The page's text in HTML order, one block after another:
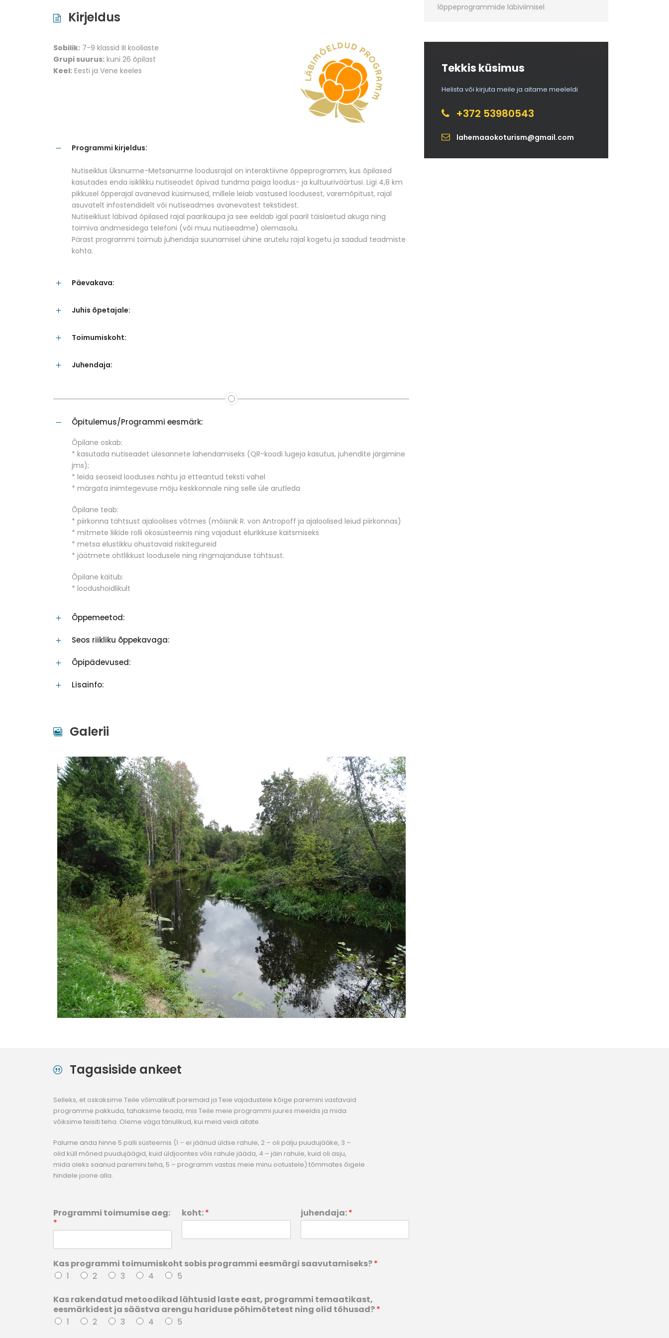
lõppeprogrammide läbiviimisel
Tekkis küsimus
Helista või kirjuta meile ja aitame meeleldi
+372 53980543
lahemaaokoturism@gmail.com
Kirjeldus
Sobilik: 7-9 klassid III kooliaste
Grupi suurus: kuni 26 õpilast
Keel: Eesti ja Vene keeles
Programmi kirjeldus:
Nutiseiklus Üksnurme-Metsanurme loodusrajal on interaktiivne õppeprogramm, kus õpilased
kasutades enda isiklikku nutiseadet õpivad tundma paiga loodus- ja kultuuriväärtusi. Ligi 4,8 km
pikkusel õpperajal avanevad küsimused, millele leiab vastused loodusest, varemõpitust, rajal
asuvatelt infostendidelt või nutiseadmes avanevatest tekstidest.
Nutiseiklust läbivad õpilased rajal paarikaupa ja see eeldab igal paaril täislaetud akuga ning
toimiva andmesidega telefoni (või muu nutiseadme) olemasolu.
Pärast programmi toimub juhendaja suunamisel ühine arutelu rajal kogetu ja saadud teadmiste
kohta.
Päevakava:
Juhis õpetajale:
Toimumiskoht:
Juhendaja:
Õpitulemus/Programmi eesmärk:
Õpilane oskab:
* kasutada nutiseadet ülesannete lahendamiseks (QR-koodi lugeja kasutus, juhendite järgimine
jms);
* leida seoseid looduses nähtu ja etteantud teksti vahel
* märgata inimtegevuse mõju keskkonnale ning selle üle arutleda
Õpilane teab:
* piirkonna tähtsust ajaloolises võtmes (mõisnik R. von Antropoff ja ajaloolised leiud piirkonnas)
* mitmete liikide rolli ökosüsteemis ning vajadust elurikkuse kaitsmiseks
* metsa elustikku ohustavaid riskitegureid
* jäätmete ohtlikkust loodusele ning ringmajanduse tähtsust.
Õpilane käitub:
* loodushoidlikult
Õppemeetod:
Seos riikliku õppekavaga:
Õpipädevused:
Lisainfo:
Galerii
Tagasiside ankeet
Selleks, et oskaksime Teile võimalikult paremaid ja Teie vajadustele kõige paremini vastavaid
programme pakkuda, tahaksime teada, mis Teile meie programmi juures meeldis ja mida
võiksime teisiti teha. Oleme väga tänulikud, kui meid veidi aitate.
Palume anda hinne 5 palli süsteemis (1 – ei jäänud üldse rahule, 2 – oli palju puudujääke, 3 –
olid küll mõned puudujäägid, kuid üldjoontes võis rahule jääda, 4 – jäin rahule, kuid oli asju,
mida oleks saanud paremini teha, 5 – programm vastas meie minu ootustele) tõmmates õigele
hindele joone alla.
Programmi toimumise aeg:
*
koht:* juhendaja:*
Kas programmi toimumiskoht sobis programmi eesmärgi saavutamiseks?*
1
2 3 4 5
Kas rakendatud metoodikad lähtusid laste east, programmi temaatikast,
eesmärkidest ja säästva arengu hariduse põhimõtetest ning olid tõhusad?*
1
2 3 4 5